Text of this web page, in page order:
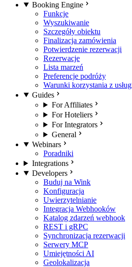
Booking Engine
Funkcje
Wyszukiwanie
Szczegóły obiektu
Finalizacja zamówienia
Potwierdzenie rezerwacji
Rezerwacje
Lista marzeń
Preferencje podróży
Warunki korzystania z
Guides
For Affiliates
For Hoteliers
For Integrators
General
Webinars
Poradniki
Integrations
Developers
Buduj na Wink
Konfiguracja
Uwierzytelnianie
Integracja Webhooków
Katalog zdarzeń webhook
REST i gRPC
Synchronizacja rezerwacji
Serwery MCP
Umiejętności AI
Geolokalizacja